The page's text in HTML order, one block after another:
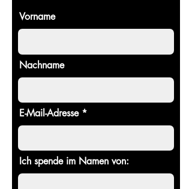
Vorname
Nachname
E-Mail-Adresse
Ich spende im Namen von: